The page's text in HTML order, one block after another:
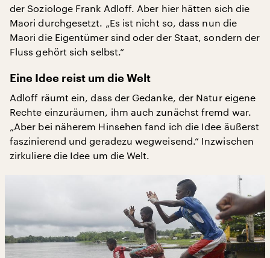
der Soziologe Frank Adloff. Aber hier hätten sich die
Maori durchgesetzt. „Es ist nicht so, dass nun die
Maori die Eigentümer sind oder der Staat, sondern der
Fluss gehört sich selbst.“
Eine Idee reist um die Welt
Adloff räumt ein, dass der Gedanke, der Natur eigene
Rechte einzuräumen, ihm auch zunächst fremd war.
„Aber bei näherem Hinsehen fand ich die Idee äußerst
faszinierend und geradezu wegweisend.“ Inzwischen
zirkuliere die Idee um die Welt.